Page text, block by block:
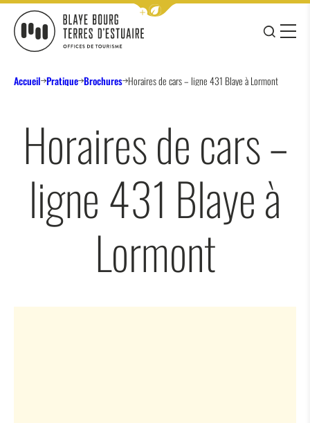
Afficher la barre de navigation
JE
MENU
Accueil Pratique Brochures Horaires de cars – ligne 431 Blaye à Lormont
Horaires de cars –
ligne 431 Blaye à
Lormont